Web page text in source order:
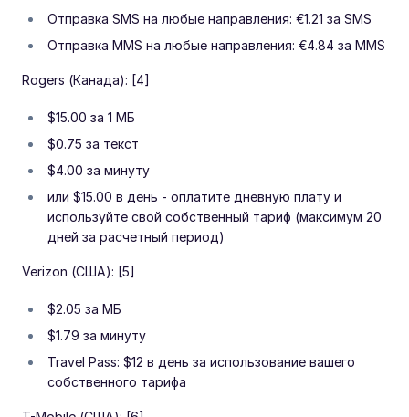
Отправка SMS на любые направления: €1.21 за SMS
Отправка MMS на любые направления: €4.84 за MMS
Rogers (Канада): [4]
$15.00 за 1 МБ
$0.75 за текст
$4.00 за минуту
или $15.00 в день - оплатите дневную плату и
используйте свой собственный тариф (максимум 20
дней за расчетный период)
Verizon (США): [5]
$2.05 за МБ
$1.79 за минуту
Travel Pass: $12 в день за использование вашего
собственного тарифа